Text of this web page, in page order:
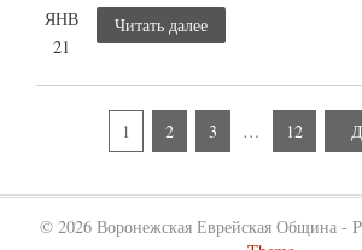
ЯНВ
21
Читать далее
1 2 3 … 12
© 2026 Воронежская Еврейская Община -